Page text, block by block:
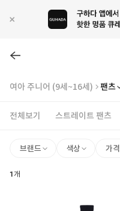
여아 주니어 (9세~16세) 팬츠
전체보기 스트레이트 팬츠
브랜드 색상 가격
1개